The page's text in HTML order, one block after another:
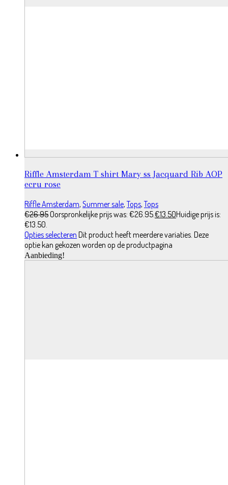
Riffle Amsterdam T shirt Mary ss Jacquard Rib AOP
ecru rose
Riffle Amsterdam, Summer sale,Tops,Tops
€26.95Oorspronkelijke prijs was: €26.95.€13.50Huidige prijs is:
€13.50.
Opties selecteren Dit product heeft meerdere variaties. Deze
optie kan gekozen worden op de productpagina
Aanbieding!